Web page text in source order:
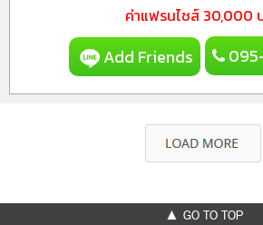
ค่าแฟรนไชส์ 30,000
Add Friends
▲ GO TO TOP